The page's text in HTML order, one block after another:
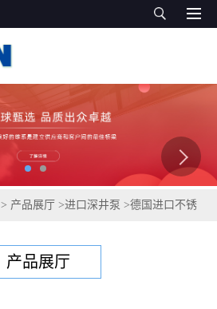
> 产品展厅 >进口深井泵 >德国进口不锈
产品展厅